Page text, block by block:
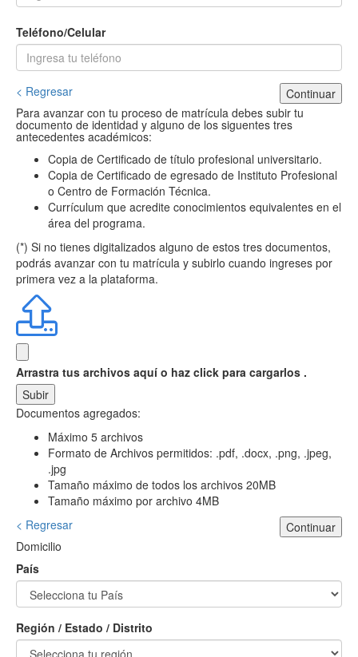
Teléfono/Celular
< Regresar
Continuar
Para avanzar con tu proceso de matrícula debes subir tu
documento de identidad y alguno de los siguentes tres
antecedentes académicos:
Copia de Certificado de título profesional universitario.
Copia de Certificado de egresado de Instituto Profesional
o Centro de Formación Técnica.
Currículum que acredite conocimientos equivalentes en el
área del programa.
(*) Si no tienes digitalizados alguno de estos tres documentos,
podrás avanzar con tu matrícula y subirlo cuando ingreses por
primera vez a la plataforma.
Arrastra tus archivos aquí o haz click para cargarlos .
Subir
Documentos agregados:
Máximo 5 archivos
Formato de Archivos permitidos: .pdf, .docx, .png, .jpeg,
.jpg
Tamaño máximo de todos los archivos 20MB
Tamaño máximo por archivo 4MB
< Regresar
Continuar
Domicilio
País
Región / Estado / Distrito